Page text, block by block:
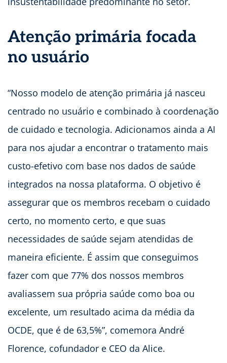
Atenção primária focada
no usuário
“Nosso modelo de atenção primária já nasceu
centrado no usuário e combinado à coordenação
de cuidado e tecnologia. Adicionamos ainda a AI
para nos ajudar a encontrar o tratamento mais
custo-efetivo com base nos dados de saúde
integrados na nossa plataforma. O objetivo é
assegurar que os membros recebam o cuidado
certo, no momento certo, e que suas
necessidades de saúde sejam atendidas de
maneira eficiente. É assim que conseguimos
fazer com que 77% dos nossos membros
avaliassem sua própria saúde como boa ou
excelente, um resultado acima da média da
OCDE, que é de 63,5%”, comemora André
Florence, cofundador e CEO da Alice.